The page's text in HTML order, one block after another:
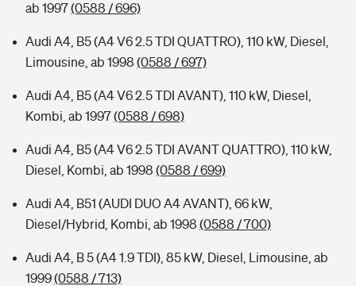
ab 1997(0588 / 696)
Audi A4, B5 (A4 V6 2.5 TDI QUATTRO), 110 kW, Diesel,
Limousine, ab 1998 (0588 / 697)
Audi A4, B5 (A4 V6 2.5 TDI AVANT), 110 kW, Diesel,
Kombi, ab 1997(0588 / 698)
Audi A4, B5 (A4 V6 2.5 TDI AVANT QUATTRO), 110 kW,
Diesel, Kombi, ab 1998 (0588 / 699)
Audi A4, B51 (AUDI DUO A4 AVANT), 66 kW,
Diesel/Hybrid, Kombi, ab 1998 (0588 / 700)
Audi A4, B 5 (A4 1.9 TDI), 85 kW, Diesel, Limousine, ab
1999(0588 / 713)